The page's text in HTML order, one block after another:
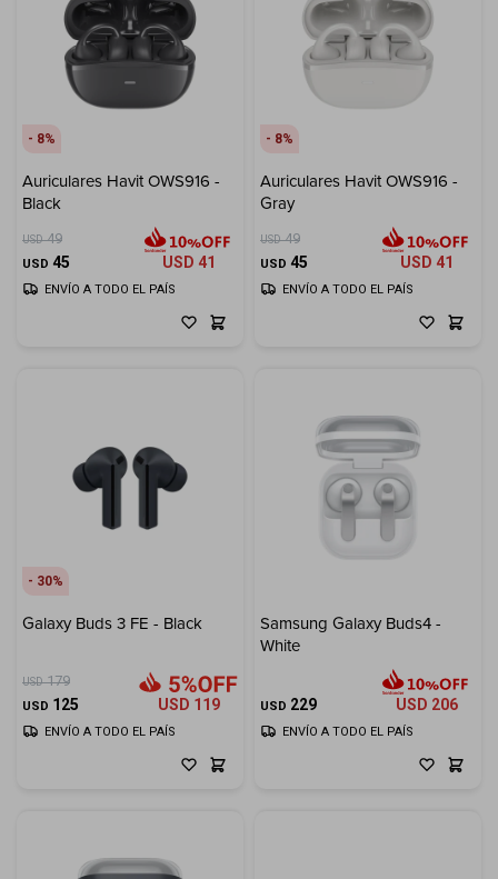
8
Auriculares Havit OWS916 -
Black
USD 49
USD 45 USD 41
ENVÍO A TODO EL PAÍS
8
Auriculares Havit OWS916 -
Gray
USD 49
USD 45 USD 41
ENVÍO A TODO EL PAÍS
30
Galaxy Buds 3 FE - Black
USD 179
USD 125 USD 119
ENVÍO A TODO EL PAÍS
Samsung Galaxy Buds4 -
White
USD 229 USD 206
ENVÍO A TODO EL PAÍS